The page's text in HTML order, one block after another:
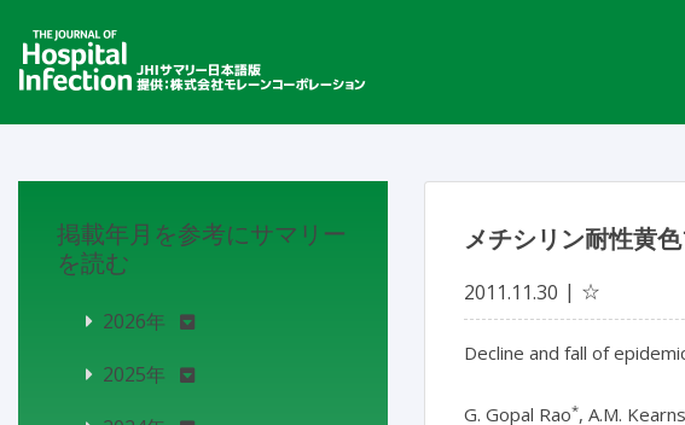
メチシリン耐性
2011.11.30 ☆
Decline and fall of
G. Gopal Rao*, A.M.
掲載年月を参考にサマリー
を読む
2026年
2025年